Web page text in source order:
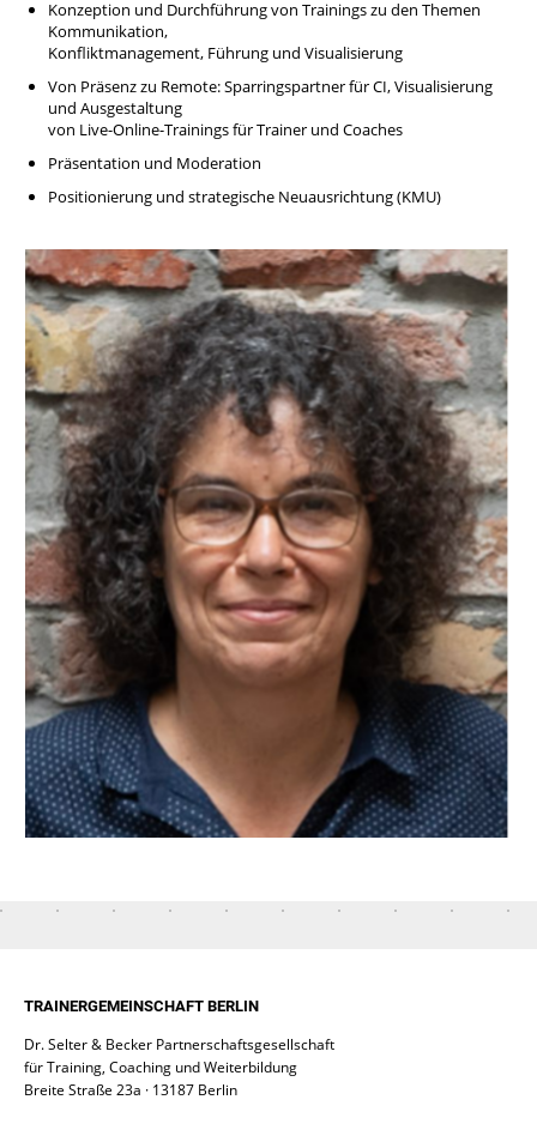
Konzeption und Durchführung von Trainings zu den Themen
Kommunikation,
Konfliktmanagement, Führung und Visualisierung
Von Präsenz zu Remote: Sparringspartner für CI, Visualisierung
und Ausgestaltung
von Live-Online-Trainings für Trainer und Coaches
Präsentation und Moderation
Positionierung und strategische Neuausrichtung (KMU)
TRAINERGEMEINSCHAFT BERLIN
Dr. Selter & Becker Partnerschaftsgesellschaft
für Training, Coaching und Weiterbildung
Breite Straße 23a · 13187 Berlin